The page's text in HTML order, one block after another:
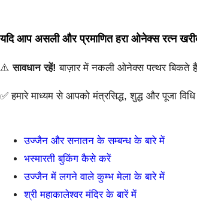
यदि आप असली और प्रमाणित हरा ओनेक्स रत्न
⚠️सावधान रहें! बाज़ार में नकली ओनेक्स पत्थर बिकते हैं
✅ हमारे माध्यम से आपको मंत्रसिद्ध, शुद्ध और पूजा
उज्जैन और सनातन के सम्बन्ध के बारे में
भस्मारती बुकिंग कैसे करें
उज्जैन में लगने वाले कुम्भ मेला के बारे में
श्री महाकालेश्वर मंदिर के बारें में